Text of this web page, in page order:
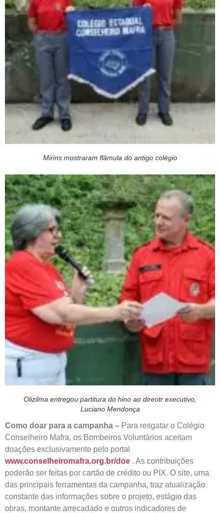
Mirins mostraram flâmula do antigo colégio
Olizilma entregou partitura do hino ao direotr executivo,
Luciano Mendonça
Como doar para a campanha – Para resgatar o Colégio
Conselheiro Mafra, os Bombeiros Voluntários aceitam
doações exclusivamente pelo portal
www.conselheiromafra.org.br/doe . As contribuições
poderão ser feitas por cartão de crédito ou PIX. O site, uma
das principais ferramentas da campanha, traz atualização
constante das informações sobre o projeto, estágio das
obras, montante arrecadado e outros indicadores de